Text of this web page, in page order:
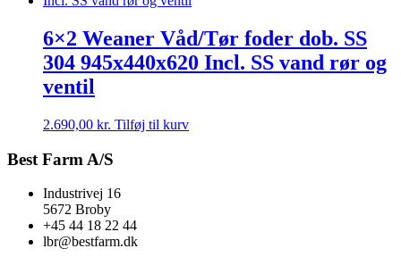
6×2 Weaner Våd/Tør foder dob. SS
304 945x440x620 Incl. SS vand rør og
ventil
2.690,00 kr. Tilføj til kurv
Best Farm A/S
Industrivej 16
5672 Broby
+45 44 18 22 44
lbr@bestfarm.dk